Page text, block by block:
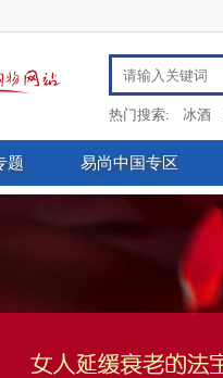
热门搜索: 冰酒
题 易尚中国专区